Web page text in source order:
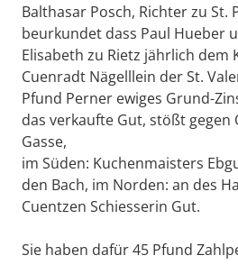
Balthasar Posch, Richter zu St.
beurkundet dass Paul Hueber
Elisabeth zu Rietz jährlich dem
Cuenradt Nägelllein der St.
Pfund Perner ewiges Grund-
das verkaufte Gut, stößt gegen
Gasse,
im Süden: Kuchenmaisters
den Bach, im Norden: an des
Cuentzen Schiesserin Gut.
Sie haben dafür 45 Pfund